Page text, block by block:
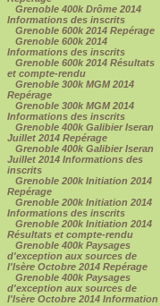
Grenoble 400k Drôme 2014
Informations des inscrits
Grenoble 600k 2014 Repérage
Grenoble 600k 2014
Informations des inscrits
Grenoble 600k 2014 Résultats
et compte-rendu
Grenoble 300k MGM 2014
Repérage
Grenoble 300k MGM 2014
Informations des inscrits
Grenoble 400k Galibier Iseran
Juillet 2014 Repérage
Grenoble 400k Galibier Iseran
Juillet 2014 Informations des
inscrits
Grenoble 200k Initiation 2014
Repérage
Grenoble 200k Initiation 2014
Informations des inscrits
Grenoble 200k Initiation 2014
Résultats et compte-rendu
Grenoble 400k Paysages
d'exception aux sources de
l'Isère Octobre 2014 Repérage
Grenoble 400k Paysages
d'exception aux sources de
l'Isère Octobre 2014 Information